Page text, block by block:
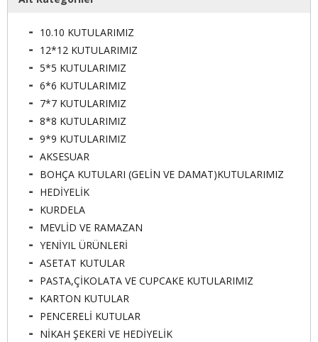
10.10 KUTULARIMIZ
12*12 KUTULARIMIZ
5*5 KUTULARIMIZ
6*6 KUTULARIMIZ
7*7 KUTULARIMIZ
8*8 KUTULARIMIZ
9*9 KUTULARIMIZ
AKSESUAR
BOHÇA KUTULARI (GELİN VE DAMAT)KUTULARIMIZ
HEDİYELİK
KURDELA
MEVLİD VE RAMAZAN
YENİYIL ÜRÜNLERİ
ASETAT KUTULAR
PASTA,ÇİKOLATA VE CUPCAKE KUTULARIMIZ
KARTON KUTULAR
PENCERELİ KUTULAR
NİKAH ŞEKERİ VE HEDİYELİK